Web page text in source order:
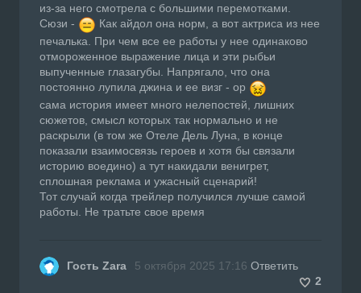
из-за него смотрела с большими перемотками.
Сюзи -
Как айдол она норм, а вот актриса из нее
печалька. При чем все ее работы у нее одинаково
отмороженное выражение лица и эти рыбьи
выпученные глазагубы. Напрягало, что она
постоянно лупила джина и ее визг - ор
сама история имеет много нелепостей, лишних
сюжетов, смысл которых так нормально и не
раскрыли (в том же Отеле Дель Луна, в конце
показали взаимосвязь героев и хотя бы связали
историю воедино) а тут накидали венигрет,
сплошная реклама и ужасный сценарий!
Тот случай когда трейлер получился лучше самой
работы. Не тратьте свое время
Гость Zara 5 октября 2025 17:16 Ответить
2